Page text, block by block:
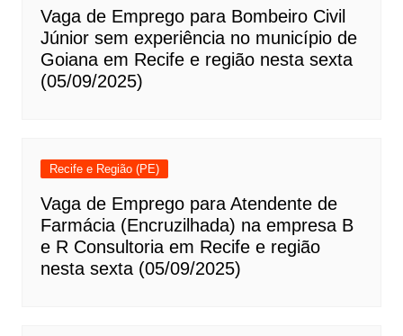
Vaga de Emprego para Bombeiro Civil
Júnior sem experiência no município de
Goiana em Recife e região nesta sexta
(05/09/2025)
Recife e Região (PE)
Vaga de Emprego para Atendente de
Farmácia (Encruzilhada) na empresa B
e R Consultoria em Recife e região
nesta sexta (05/09/2025)